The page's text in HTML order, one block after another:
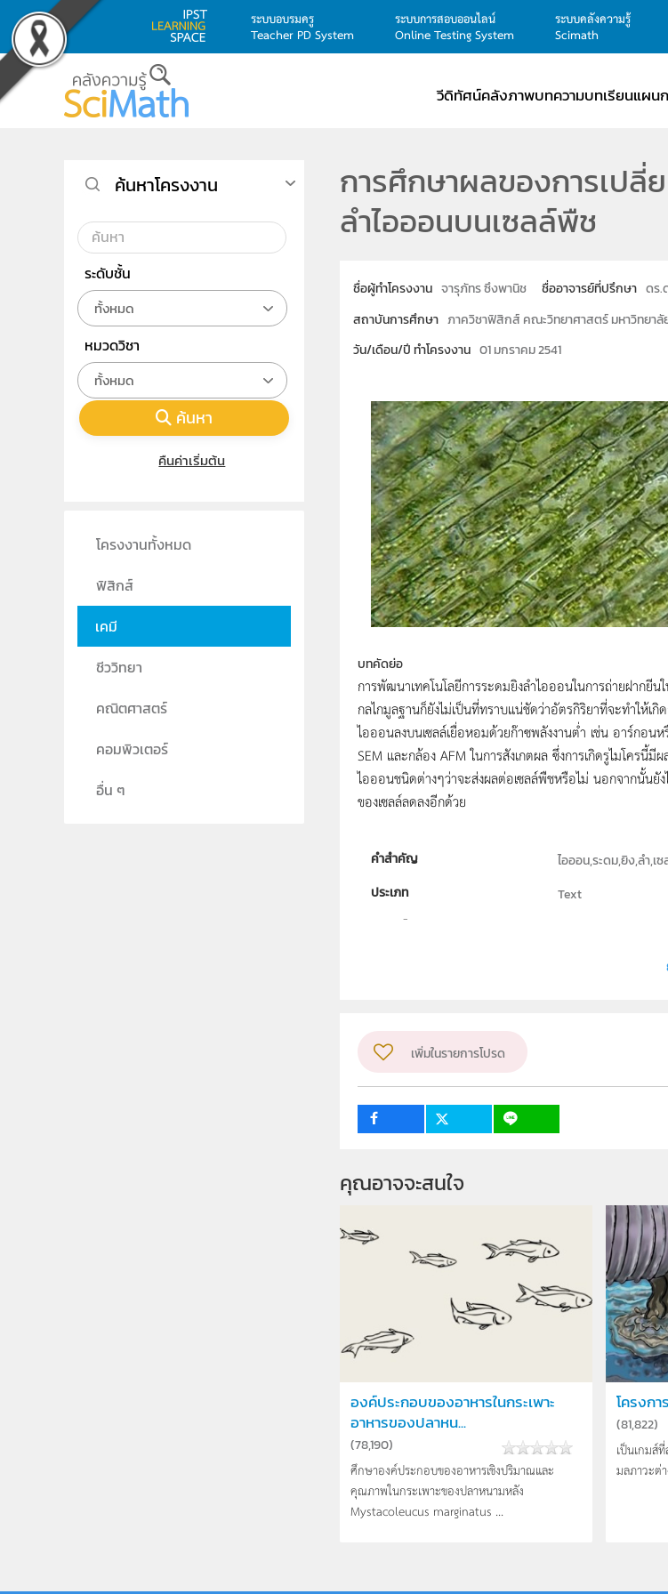
Skip to main content
ระบบอบรมครู
Teacher PD System
ระบบการสอบออนไลน์
Online Testing System
ระบบคลังความรู้
Scimath
วีดิทัศน์คลังภาพบทความบทเรียนแผน
การศึกษาผลของการเปลี่
ลำไอออนบนเซลล์พืช
ชื่อผู้ทำโครงงาน จารุภัทร ซึงพานิช ชื่ออาจารย์ที่ปรึกษา ดร.
สถาบันการศึกษา ภาควิชาฟิสิกส์ คณะวิทยาศาสตร์ มหาวิทยาลั
วัน/เดือน/ปี ทำโครงงาน 01 มกราคม 2541
บทคัดย่อ
การพัฒนาเทคโนโลยีการระดมยิงลำไอออนในการถ่ายฝากยี
กลไกมูลฐานก็ยังไม่เป็นที่ทราบแน่ชัดว่าอัตรกิริยาที่จะทำให้เกิ
ไอออนลงบนเซลล์เยื่อหอมด้วยก๊าซพลังงานต่ำ เช่น อาร์กอน
SEM และกล้อง AFM ในการสังเกตผล ซึ่งการเกิดรูไมโครนี้
ไอออนชนิดต่างๆว่าจะส่งผลต่อเซลล์พืชหรือไม่ นอกจากนั้นยั
ของเซลล์ลดลงอีกด้วย
คำสำคัญ
ไอออน,ระดม,ยิง,ลำ,เ
ประเภท
Text
เพิ่มในรายการโปรด
คุณอาจจะสนใจ
องค์ประกอบของอาหารในกระเพาะ
อาหารของปลาหน...
(78,190)
ศึกษาองค์ประกอบของอาหารเชิงปริมาณและ
คุณภาพในกระเพาะของปลาหนามหลัง
Mystacoleucus marginatus ...
โครงก
(81,822)
เป็นเกมส์
มลภาวะต่
ค้นหาโครงงาน
ระดับชั้น
ทั้งหมด
หมวดวิชา
ทั้งหมด
ค้นหา
คืนค่าเริ่มต้น
โครงงานทั้งหมด
ฟิสิกส์
เคมี
ชีววิทยา
คณิตศาสตร์
คอมพิวเตอร์
อื่น ๆ